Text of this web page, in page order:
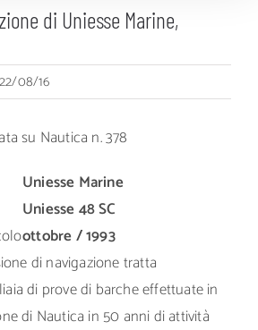
di Uniesse Marine,
22/08/16
su Nautica n. 378
Uniesse Marine
Uniesse 48 SC
ottobre / 1993
di navigazione tratta
di prove di barche effettuate in
di Nautica in 50 anni di attività